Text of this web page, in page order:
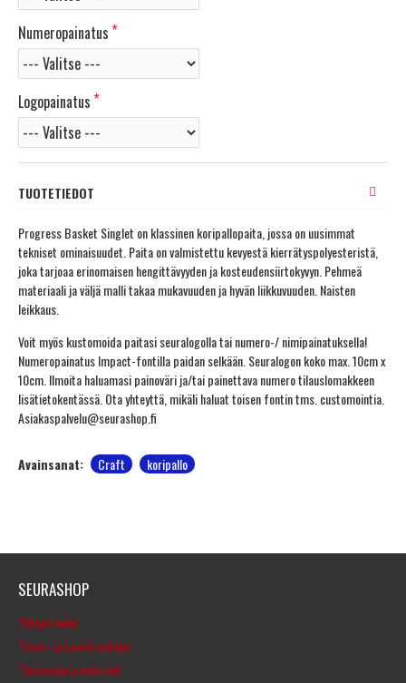
Numeropainatus
Logopainatus
TUOTETIEDOT
Progress Basket Singlet on klassinen koripallopaita, jossa on uusimmat
tekniset ominaisuudet. Paita on valmistettu kevyestä kierrätyspolyesteristä,
joka tarjoaa erinomaisen hengittävyyden ja kosteudensiirtokyvyn. Pehmeä
materiaali ja väljä malli takaa mukavuuden ja hyvän liikkuvuuden. Naisten
leikkaus.
Voit myös kustomoida paitasi seuralogolla tai numero-/ nimipainatuksella!
Numeropainatus Impact-fontilla paidan selkään. Seuralogon koko max. 10cm x
10cm. Ilmoita haluamasi painoväri ja/tai painettava numero tilauslomakkeen
lisätietokentässä. Ota yhteyttä, mikäli haluat toisen fontin tms. customointia.
Asiakaspalvelu@seurashop.fi
Avainsanat: Craft koripallo
SEURASHOP
Yhteystiedot
Tilaus- ja toimitusehdot
Tietosuoja ja evästeet